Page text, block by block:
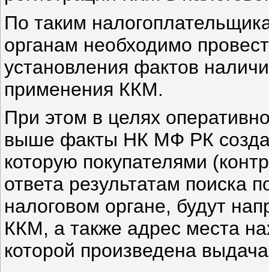
По таким
органам необходимо
установления фактов
применения ККМ.
При этом в целях
выше факты НК МФ РК
которую покупателями
ответа результатам поиска
налоговом органе, будут
ККМ, а также адрес места
которой произведена